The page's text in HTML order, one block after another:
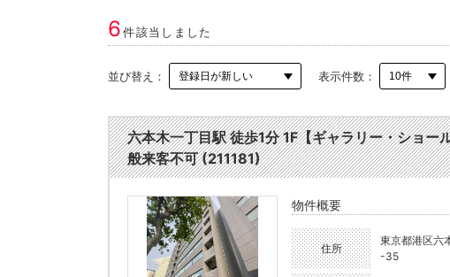
6件該当しました
並び替え： 表示件数：
六本木一丁目駅 徒歩1分 1F【ギャラリー・ショ
般来客不可 (211181)
物件概要
住所
東京都港区六
-35